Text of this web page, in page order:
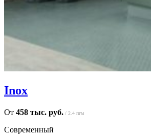
Inox
От 458 тыс. руб. / 2.4 пгм
Современный